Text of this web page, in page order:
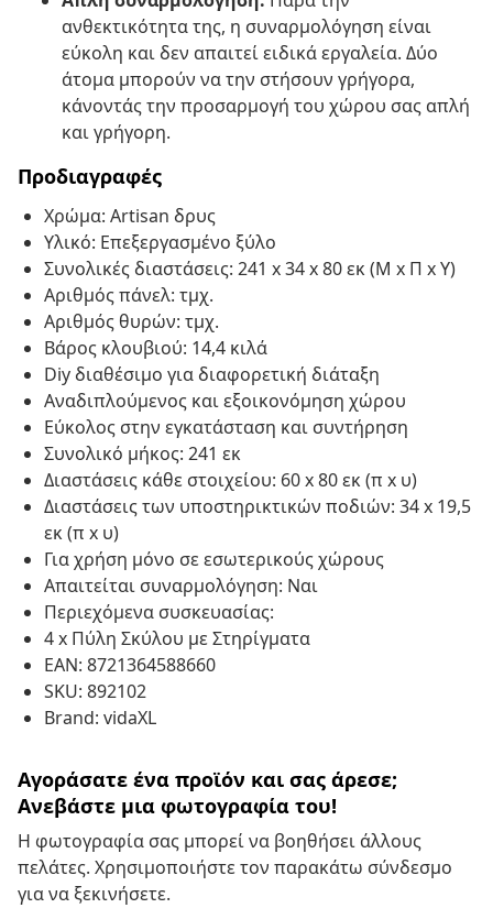
ανθεκτικότητα της, η συναρμολόγηση είναι
εύκολη και δεν απαιτεί ειδικά εργαλεία. Δύο
άτομα μπορούν να την στήσουν γρήγορα,
κάνοντάς την προσαρμογή του χώρου σας απλή
και γρήγορη.
Προδιαγραφές
Χρώμα: Artisan δρυς
Υλικό: Επεξεργασμένο ξύλο
Συνολικές διαστάσεις: 241 x 34 x 80 εκ (Μ x Π x Υ)
Αριθμός πάνελ: τμχ.
Αριθμός θυρών: τμχ.
Βάρος κλουβιού: 14,4 κιλά
Diy διαθέσιμο για διαφορετική διάταξη
Αναδιπλούμενος και εξοικονόμηση χώρου
Εύκολος στην εγκατάσταση και συντήρηση
Συνολικό μήκος: 241 εκ
Διαστάσεις κάθε στοιχείου: 60 x 80 εκ (π x υ)
Διαστάσεις των υποστηρικτικών ποδιών: 34 x 19,5
εκ (π x υ)
Για χρήση μόνο σε εσωτερικούς χώρους
Απαιτείται συναρμολόγηση: Ναι
Περιεχόμενα συσκευασίας:
4 x Πύλη Σκύλου με Στηρίγματα
EAN: 8721364588660
SKU: 892102
Brand: vidaXL
Αγοράσατε ένα προϊόν και σας άρεσε;
Ανεβάστε μια φωτογραφία του!
Η φωτογραφία σας μπορεί να βοηθήσει άλλους
πελάτες. Χρησιμοποιήστε τον παρακάτω σύνδεσμο
για να ξεκινήσετε.